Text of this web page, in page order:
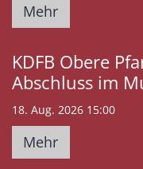
Mehr
KDFB Obere
Abschluss im
18. Aug. 2026 15:00
Mehr